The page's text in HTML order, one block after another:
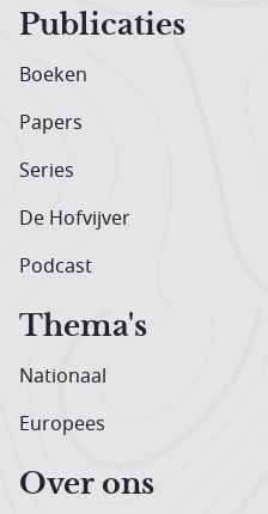
Publicaties
Boeken
Papers
Series
De Hofvijver
Podcast
Thema's
Nationaal
Europees
Over ons